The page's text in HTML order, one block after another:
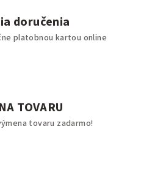
doručenia
platobnou kartou online
TOVARU
tovaru zadarmo!